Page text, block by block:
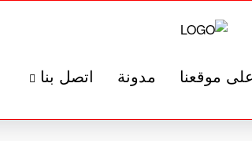
موقعنا مدونة اتصل بنا